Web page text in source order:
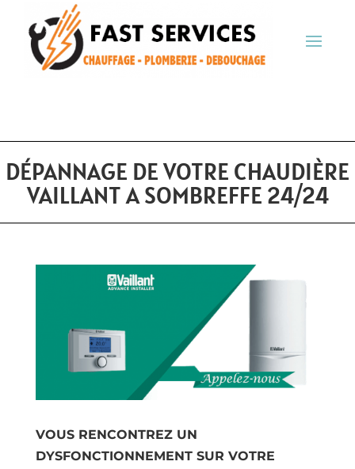
DÉPANNAGE DE VOTRE CHAUDIÈRE
VAILLANT A SOMBREFFE 24/24
VOUS RENCONTREZ UN
DYSFONCTIONNEMENT SUR VOTRE